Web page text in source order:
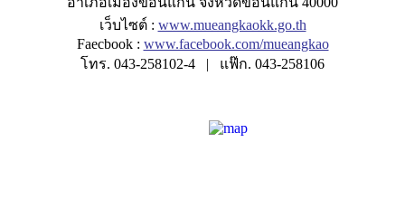
เว็บไซต์ : www.mueangkaokk.go.th
Faecbook : www.facebook.com/mueangkao
โทร. 043-258102-4 | แฟ๊ก. 043-258106